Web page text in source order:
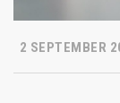
2 SEPTEMBER